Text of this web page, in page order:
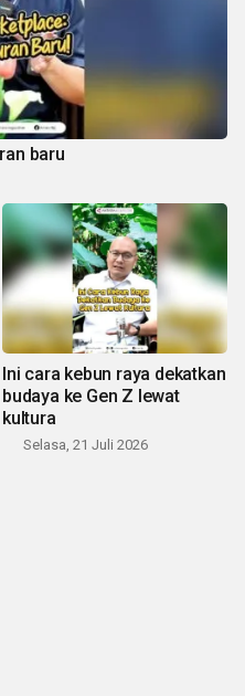
baru
Ini cara kebun raya dekatkan
budaya ke Gen Z lewat
kultura
Selasa, 21 Juli 2026